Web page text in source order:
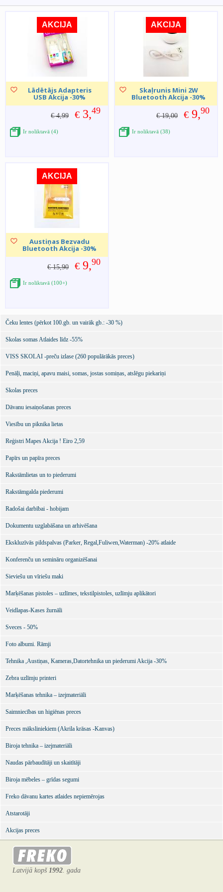
AKCIJA
Lādētājs Adapteris
USB Akcija -30%
€ 4,99 € 3,49
Ir noliktavā (4)
AKCIJA
Skaļrunis Mini 2W
Bluetooth Akcija -30%
€ 19,00 € 9,90
Ir noliktavā (38)
AKCIJA
Austiņas Bezvadu
Bluetooth Akcija -30%
€ 15,90 € 9,90
Ir noliktavā (100+)
Čeku lentes (pērkot 100.gb. un vairāk gb.: -30 %)
Skolas somas Atlaides līdz -55%
VISS SKOLAI -preču izlase (260 populārākās preces)
Penāļi, maciņi, apavu maisi, somas, jostas somiņas, atslēgu piekariņi
Skolas preces
Dāvanu iesaiņošanas preces
Viesību un piknika lietas
Reģistri Mapes Akcija ! Eiro 2,59
Papīrs un papīra preces
Rakstāmlietas un to piederumi
Rakstāmgalda piederumi
Radošai darbībai - hobijam
Dokumentu uzglabāšana un arhivēšana
Ekskluzīvās pildspalvas (Parker, Regal,Fuliwen,Waterman) -20% atlaide
Konferenču un semināru organizēšanai
Sieviešu un vīriešu maki
Marķēšanas pistoles – uzlīmes, tekstilpistoles, uzlīmju aplikātori
Veidlapas-Kases žurnāli
Sveces - 50%
Foto albumi. Rāmji
Tehnika ,Austiņas, Kameras,Datortehnika un piederumi Akcija -30%
Zebra uzlīmju printeri
Marķēšanas tehnika – izejmateriāli
Saimniecības un higiēnas preces
Preces māksliniekiem (Akrila krāsas -Kanvas)
Biroja tehnika – izejmateriāli
Naudas pārbaudītāji un skaitītāji
Biroja mēbeles – grīdas segumi
Freko dāvanu kartes atlaides nepiemērojas
Atstarotāji
Akcijas preces
Latvijā kopš 1992. gada